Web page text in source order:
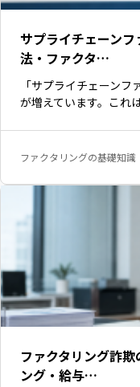
サプライチェーン
法・ファクタ…
「サプライチェーン
が増えています。これ
ファクタリングの基礎知識
ファクタリング詐
ング・給与…
いま